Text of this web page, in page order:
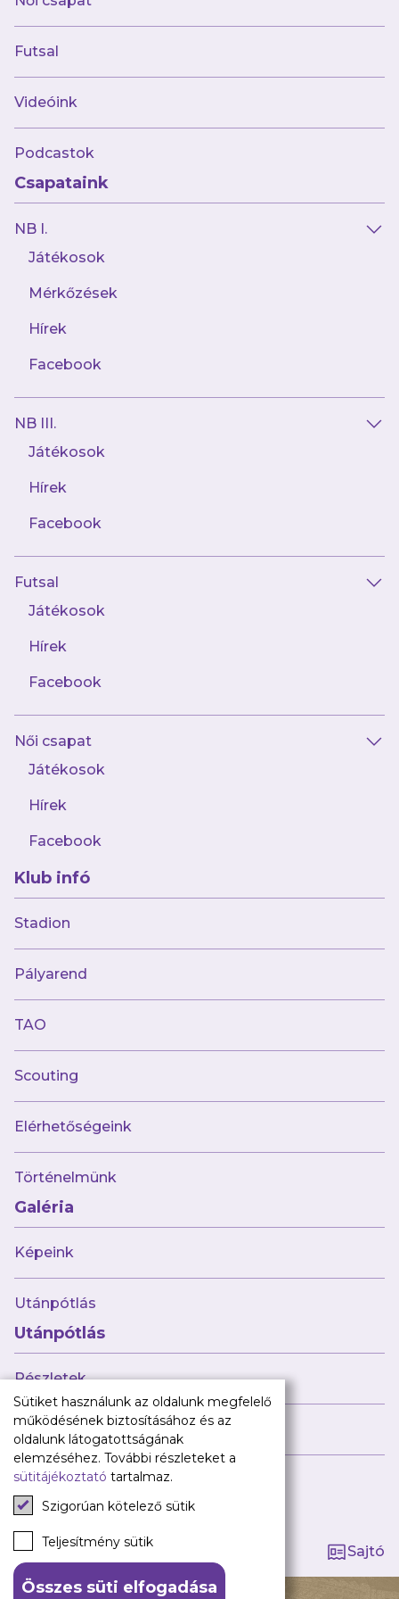
Futsal
Videóink
Podcastok
Csapataink
NB I.
Játékosok
Mérkőzések
Hírek
Facebook
NB III.
Játékosok
Hírek
Facebook
Futsal
Játékosok
Hírek
Facebook
Női csapat
Játékosok
Hírek
Facebook
Klub infó
Stadion
Pályarend
TAO
Scouting
Elérhetőségeink
Történelmünk
Galéria
Képeink
Utánpótlás
Utánpótlás
Részletek
Híreink
Tagság kezelése
Sajtó
AJÁNLÓ
Múltunk
Jelenünk
Meccseink
Híreink
Csapataink
Galéria
Utánpótlás
Babaváró
ajándékcsomag
Újpest FC
TAO
Klub infó
Sajtó
Press Kit
Újpest FC Shop
Digitális felületeink
Facebook
Instagram
Tiktok
Youtube
Spotify
Sütiket használunk az oldalunk megfelelő
működésének biztosításához és az
oldalunk látogatottságának
elemzéséhez. További részleteket a
sütitájékoztató tartalmaz.
Szigorúan kötelező sütik
Teljesítmény sütik
Összes süti elfogadása